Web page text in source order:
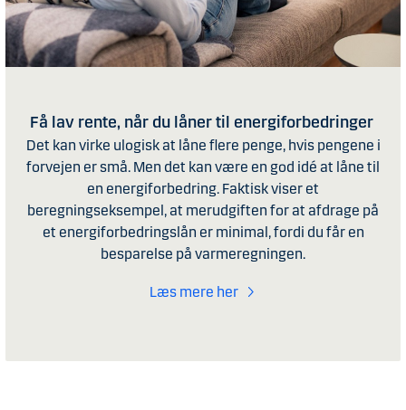
Få lav rente, når du låner til energiforbedringer
Det kan virke ulogisk at låne flere penge, hvis pengene i
forvejen er små. Men det kan være en god idé at låne til
en energiforbedring. Faktisk viser et
beregningseksempel, at merudgiften for at afdrage på
et energiforbedringslån er minimal, fordi du får en
besparelse på varmeregningen.
Læs mere her